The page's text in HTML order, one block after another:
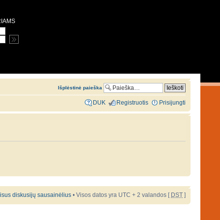
Išplėstinė paieška
DUK Registruotis Prisijungti
diskusijų sausainėlius • Visos datos yra UTC + 2 valandos [ DST ]